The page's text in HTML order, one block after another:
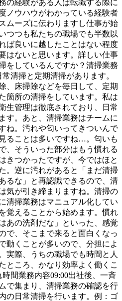
の経験がある人は転職する際に
ノウハウがわかっている経験者
ムーズに伝わりますし仕事が始
つつも私たちの職場でも半数以
ば良いに越したことはない程度
はないと思います。詳しい仕事
をしているんですか？清掃業務
清掃と定期清掃があります。
、床掃除などを毎日して、定期
箇所の清掃をしています。私は
生管理は徹底されており、日常
す。あと、清掃業務はチームに
ね。汚れや匂いってきついんで
ることは多いですね…。匂いも
、そういった部分はもう慣れる
きつかったですが、今ではほと
。逆に汚れがあると「まだ清掃
るな」と再認識できるので、清
気が引き締まりますね。清掃の
清掃業務はマニュアル化してい
覚えることから始めます。慣れ
あの洗剤だな」といった、感覚
で、そこまで来ると面白くなっ
動くことが多いので、分担によ
実際、うちの職場でも時間と人
ところ、かなり効率よく働くこ
間業務内容09:00出社後、一斉
で集まり、清掃業務の確認を行
の日常清掃を行います。例：ゴ